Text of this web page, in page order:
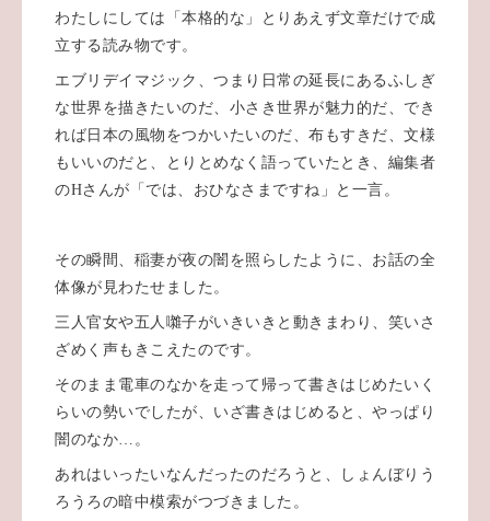
わたしにしては「本格的な」とりあえず文章だけで成
立する読み物です。
エブリデイマジック、つまり日常の延長にあるふしぎ
な世界を描きたいのだ、小さき世界が魅力的だ、でき
れば日本の風物をつかいたいのだ、布もすきだ、文様
もいいのだと、とりとめなく語っていたとき、編集者
のHさんが「では、おひなさまですね」と一言。
その瞬間、稲妻が夜の闇を照らしたように、お話の全
体像が見わたせました。
三人官女や五人囃子がいきいきと動きまわり、笑いさ
ざめく声もきこえたのです。
そのまま電車のなかを走って帰って書きはじめたいく
らいの勢いでしたが、いざ書きはじめると、やっぱり
闇のなか…。
あれはいったいなんだったのだろうと、しょんぼりう
ろうろの暗中模索がつづきました。